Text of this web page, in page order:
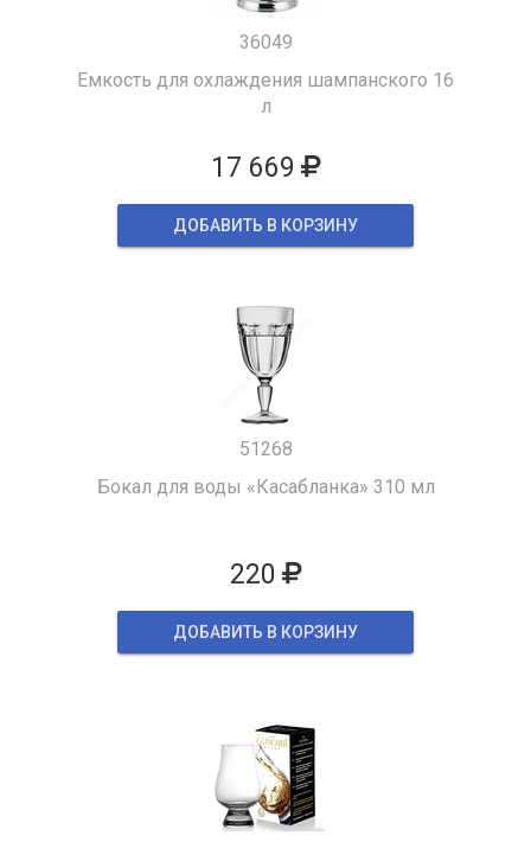
36049
Емкость для охлаждения шампанского 16
л
17 669
ДОБАВИТЬ В КОРЗИНУ
51268
Бокал для воды «Касабланка» 310 мл
220
ДОБАВИТЬ В КОРЗИНУ